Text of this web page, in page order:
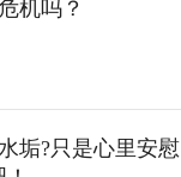
机吗？
垢?只是心里安慰